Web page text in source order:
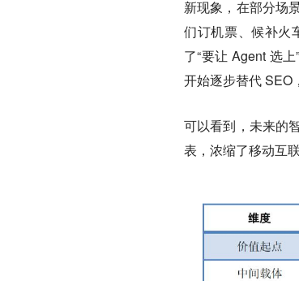
新现象，在部分场
们订机票、候补火
了“要让 Agent 选
开始逐步替代 SEO
可以看到，未来的
表，浓缩了移动互